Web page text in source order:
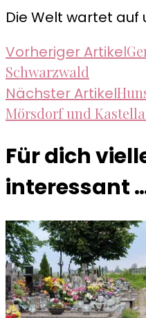
Die Welt wartet auf
Vorheriger Artikel
Schwarzwald
Nächster Artikel
Mörsdorf und
Für dich
interessant